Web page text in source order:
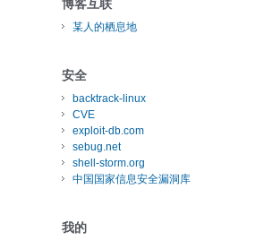
博客互联
某人的栖息地
安全
backtrack-linux
CVE
exploit-db.com
sebug.net
shell-storm.org
中国国家信息安全漏洞库
我的